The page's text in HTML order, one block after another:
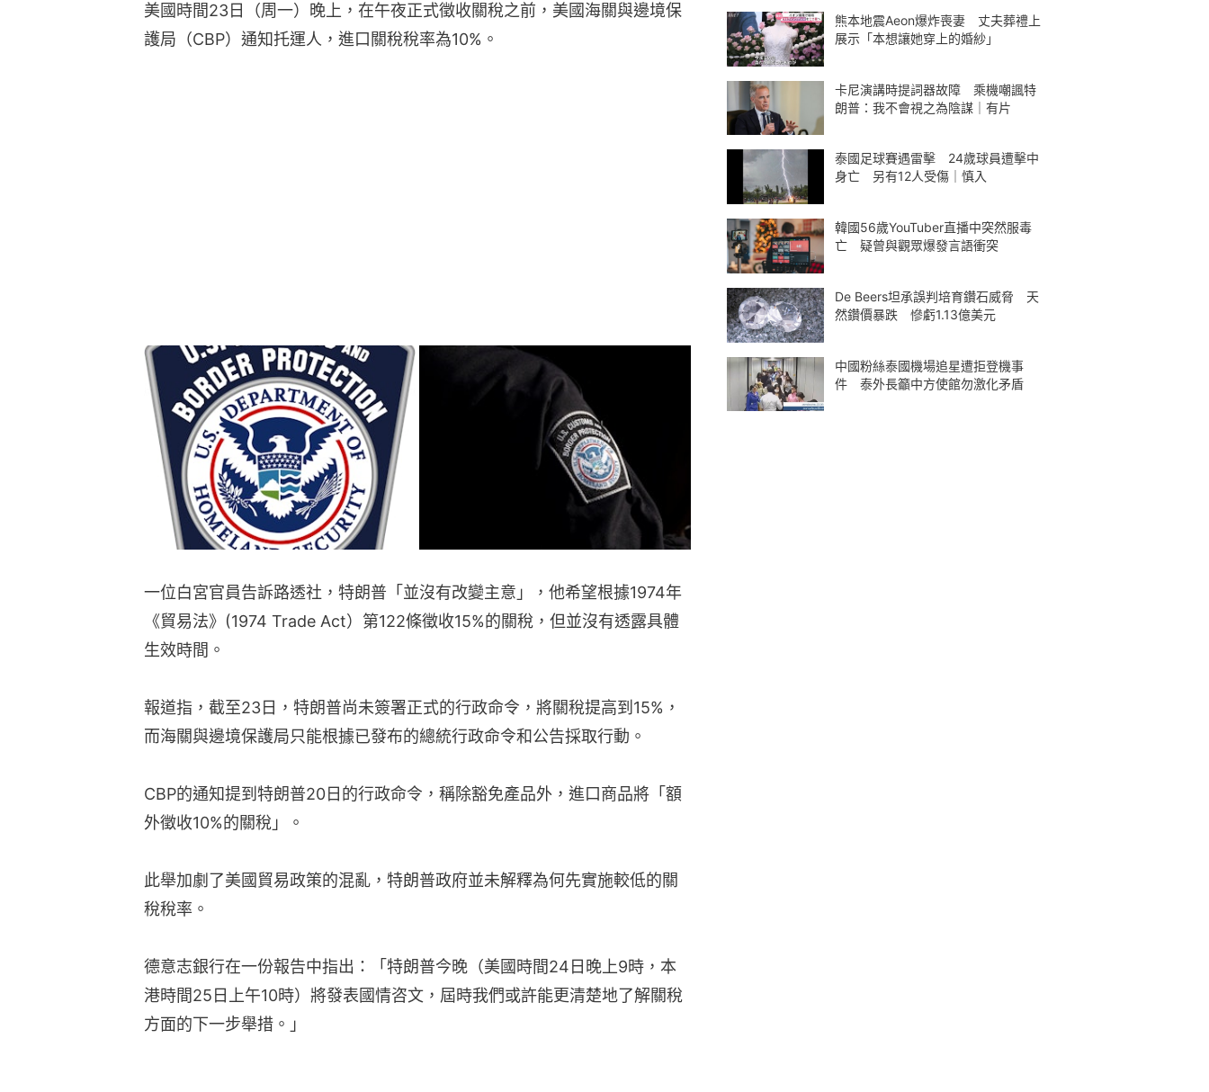
美國時間23日（周一）晚上，在午夜正式徵收關稅之前，美國海關與邊境保
護局（CBP）通知托運人，進口關稅稅率為10%。
一位白宮官員告訴路透社，特朗普「並沒有改變主意」，他希望根據1974年
《貿易法》(1974 Trade Act）第122條徵收15%的關稅，但並沒有透露具體
生效時間。
報道指，截至23日，特朗普尚未簽署正式的行政命令，將關稅提高到15%，
而海關與邊境保護局只能根據已發布的總統行政命令和公告採取行動。
CBP的通知提到特朗普20日的行政命令，稱除豁免產品外，進口商品將「額
外徵收10%的關稅」。
此舉加劇了美國貿易政策的混亂，特朗普政府並未解釋為何先實施較低的關
稅稅率。
德意志銀行在一份報告中指出：「特朗普今晚（美國時間24日晚上9時，本
港時間25日上午10時）將發表國情咨文，屆時我們或許能更清楚地了解關稅
方面的下一步舉措。」
熊本地震Aeon爆炸喪妻 丈夫葬禮上
展示「本想讓她穿上的婚紗」
卡尼演講時提詞器故障 乘機嘲諷特
朗普：我不會視之為陰謀｜有片
泰國足球賽遇雷擊 24歲球員遭擊中
身亡 另有12人受傷｜慎入
韓國56歲YouTuber直播中突然服毒
亡 疑曾與觀眾爆發言語衝突
De Beers坦承誤判培育鑽石威脅 天
然鑽價暴跌 慘虧1.13億美元
中國粉絲泰國機場追星遭拒登機事
件 泰外長籲中方使館勿激化矛盾